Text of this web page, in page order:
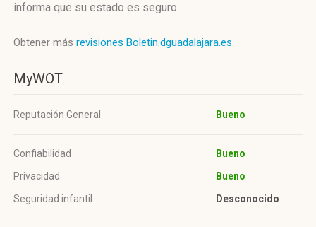
informa que su estado es seguro.
Obtener más revisiones Boletin.dguadalajara.es
MyWOT
Reputación General Bueno
Confiabilidad
Bueno
Privacidad
Bueno
Seguridad infantil
Desconocido